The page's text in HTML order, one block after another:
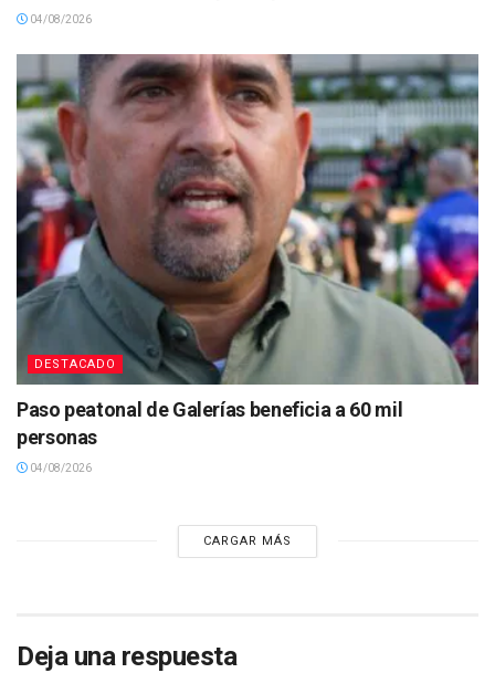
04/08/2026
DESTACADO
Paso peatonal de Galerías beneficia a 60 mil
personas
04/08/2026
CARGAR MÁS
Deja una respuesta